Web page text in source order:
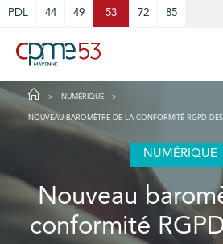
PDL 44 49 53 72 85
NUMÉRIQUE
NOUVEAU BAROMÈTRE DE LA CONFORMITÉ RGPD DES
NUMÉRIQUE
Nouveau
conformité
Cookies management panel